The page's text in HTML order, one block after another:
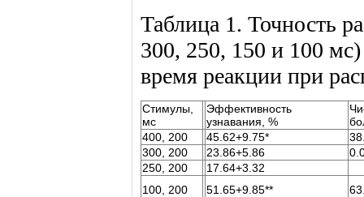
Таблица 1. Точность
300, 250, 150 и 100
время реакции при
Стимулы,
мс
Эффективность
узнавания, %
400, 200
45.62+9.75*
300, 200
23.86+5.86
250, 200
17.64+3.32
100, 200
51.65+9.85**